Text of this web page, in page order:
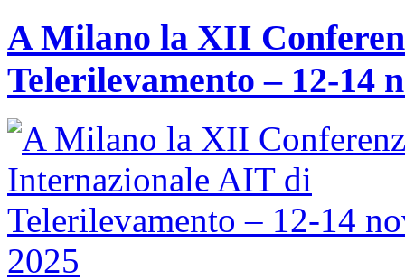
A Milano la XII
Telerilevamento – 12-14